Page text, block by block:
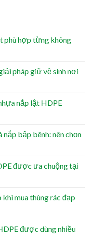
phù hợp từng không
pháp giữ vệ sinh nơi
nắp lật HDPE
nắp bập bênh: nên chọn
được ưa chuộng tại
mua thùng rác đạp
được dùng nhiều